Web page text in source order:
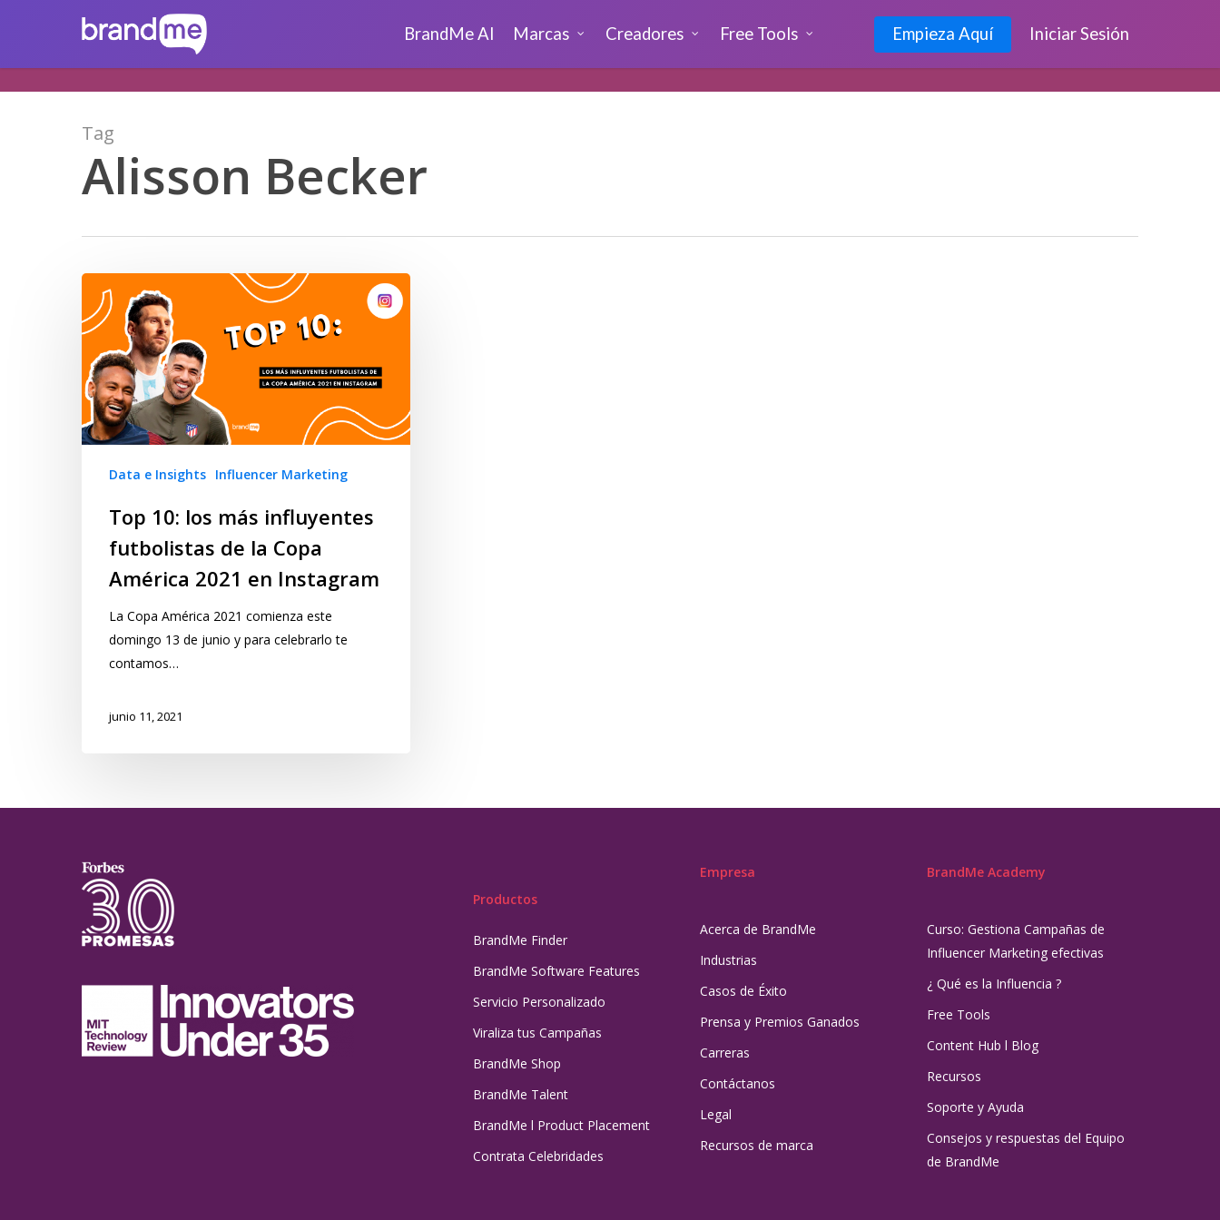
BrandMe AI Marcas Creadores Free Tools Empieza Aquí Iniciar Sesión
Tag
Alisson Becker
Data e Insights Influencer Marketing
Top 10: los más influyentes
futbolistas de la Copa
América 2021 en Instagram
La Copa América 2021 comienza este
domingo 13 de junio y para celebrarlo te
contamos…
junio 11, 2021
Productos
BrandMe Finder
BrandMe Software Features
Servicio Personalizado
Viraliza tus Campañas
BrandMe Shop
BrandMe Talent
BrandMe l Product Placement
Contrata Celebridades
Empresa
Acerca de BrandMe
Industrias
Casos de Éxito
Prensa y Premios Ganados
Carreras
Contáctanos
Legal
Recursos de marca
BrandMe Academy
Curso: Gestiona Campañas de
Influencer Marketing efectivas
¿ Qué es la Influencia ?
Free Tools
Content Hub l Blog
Recursos
Soporte y Ayuda
Consejos y respuestas del Equipo
de BrandMe